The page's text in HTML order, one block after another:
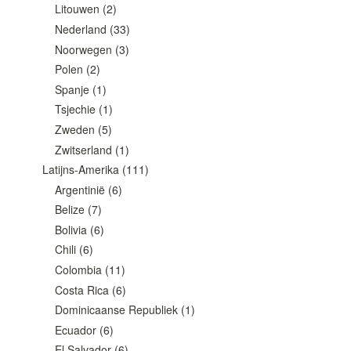
Litouwen (2)
Nederland (33)
Noorwegen (3)
Polen (2)
Spanje (1)
Tsjechie (1)
Zweden (5)
Zwitserland (1)
Latijns-Amerika(111)
Argentinië (6)
Belize (7)
Bolivia (6)
Chili (6)
Colombia (11)
Costa Rica (6)
Dominicaanse Republiek (1)
Ecuador (6)